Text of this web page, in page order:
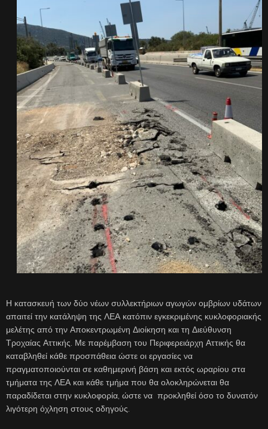
Η κατασκευή των δύο νέων συλλεκτήριων αγωγών ομβρίων υδάτων
απαιτεί την κατάληψη της ΛΕΑ κατόπιν εγκεκριμένης κυκλοφοριακής
μελέτης από την Αποκεντρωμένη Διοίκηση και τη Διεύθυνση
Τροχαίας Αττικής. Με παρέμβαση του Περιφερειάρχη Αττικής θα
καταβληθεί κάθε προσπάθεια ώστε οι εργασίες να
πραγματοποιούνται σε καθημερινή βάση και εκτός ωραρίου στα
τμήματα της ΛΕΑ και κάθε τμήμα που θα ολοκληρώνεται θα
παραδίδεται στην κυκλοφορία, ώστε να προκληθεί όσο το δυνατόν
λιγότερη όχληση στους οδηγούς.